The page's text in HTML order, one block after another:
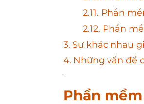
2.11. Phần
2.12. Phần
3. Sự khác nhau
4. Những vấn đề
Phần